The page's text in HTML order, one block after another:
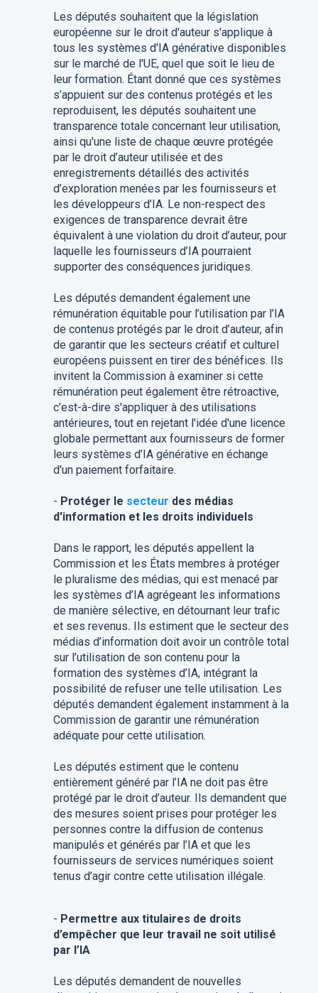
Les députés souhaitent que la législation
européenne sur le droit d'auteur s'applique à
tous les systèmes d'IA générative disponibles
sur le marché de l'UE, quel que soit le lieu de
leur formation. Étant donné que ces systèmes
s’appuient sur des contenus protégés et les
reproduisent, les députés souhaitent une
transparence totale concernant leur utilisation,
ainsi qu'une liste de chaque œuvre protégée
par le droit d’auteur utilisée et des
enregistrements détaillés des activités
d’exploration menées par les fournisseurs et
les développeurs d’IA. Le non-respect des
exigences de transparence devrait être
équivalent à une violation du droit d’auteur, pour
laquelle les fournisseurs d’IA pourraient
supporter des conséquences juridiques.
Les députés demandent également une
rémunération équitable pour l’utilisation par l’IA
de contenus protégés par le droit d’auteur, afin
de garantir que les secteurs créatif et culturel
européens puissent en tirer des bénéfices. Ils
invitent la Commission à examiner si cette
rémunération peut également être rétroactive,
c’est-à-dire s'appliquer à des utilisations
antérieures, tout en rejetant l'idée d'une licence
globale permettant aux fournisseurs de former
leurs systèmes d’IA générative en échange
d'un paiement forfaitaire.
- Protéger le secteur des médias
d'information et les droits individuels
Dans le rapport, les députés appellent la
Commission et les États membres à protéger
le pluralisme des médias, qui est menacé par
les systèmes d’IA agrégeant les informations
de manière sélective, en détournant leur trafic
et ses revenus. Ils estiment que le secteur des
médias d’information doit avoir un contrôle total
sur l’utilisation de son contenu pour la
formation des systèmes d’IA, intégrant la
possibilité de refuser une telle utilisation. Les
députés demandent également instamment à la
Commission de garantir une rémunération
adéquate pour cette utilisation.
Les députés estiment que le contenu
entièrement généré par l’IA ne doit pas être
protégé par le droit d’auteur. Ils demandent que
des mesures soient prises pour protéger les
personnes contre la diffusion de contenus
manipulés et générés par l’IA et que les
fournisseurs de services numériques soient
tenus d’agir contre cette utilisation illégale.
- Permettre aux titulaires de droits
d’empêcher que leur travail ne soit utilisé
par l’IA
Les députés demandent de nouvelles